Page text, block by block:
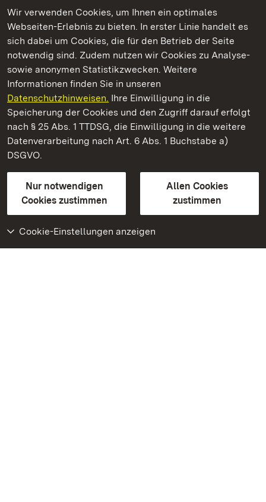
Wir verwenden Cookies, um Ihnen ein optimales
Webseiten-Erlebnis zu bieten. In erster Linie handelt es
sich dabei um Cookies, die für den Betrieb der Seite
notwendig sind. Zudem nutzen wir Cookies zu Analyse-
sowie anonymen Statistikzwecken. Weitere
Informationen finden Sie in unseren
Datenschutzhinweisen. Ihre Einwilligung in die
Speicherung der Cookies und den Zugriff darauf erfolgt
nach § 25 Abs. 1 TTDSG, die Einwilligung in die weitere
Datenverarbeitung nach Art. 6 Abs. 1 Buchstabe a)
DSGVO.
Nur notwendigen
Cookies zustimmen
Allen Cookies
zustimmen
Cookie-Einstellungen anzeigen
Kommen. Staunen. Genießen.
Schloss Solitude
Staatliche Schlösser und Gärten Baden-Württemberg
Kontakt
GebärdenspracheLeichte Sprache
Erklärung zur Barrierefreiheit
BITV-konform (geprüfte Seiten)
Weiteres